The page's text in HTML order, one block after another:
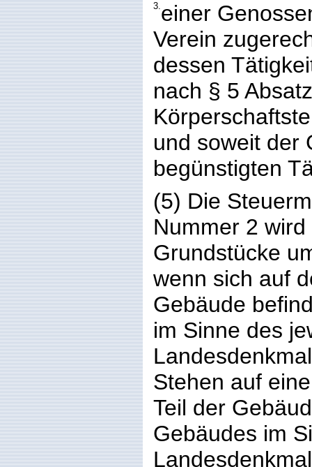
3.einer
Verein
dessen
nach § 5
und soweit der
begünstigten
(5) Die
Nummer 2
Grundstücke
wenn sich auf
Gebäude
im Sinne des
Stehen auf
Teil der
Gebäudes im